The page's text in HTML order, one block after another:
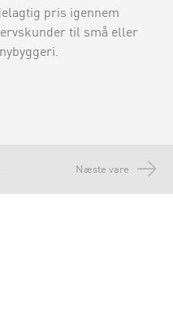
pris igennem
til små eller
Næste vare